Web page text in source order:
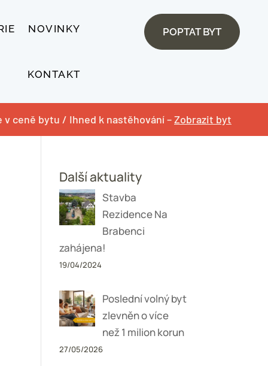
NOVINKY
KONTAKT
POPTAT BYT
v ceně bytu / Ihned k nastěhování –Zobrazit byt
Další aktuality
Stavba
Rezidence Na
Brabenci
zahájena!
19/04/2024
Poslední volný byt
zlevněn o více
než 1 milion korun
27/05/2026